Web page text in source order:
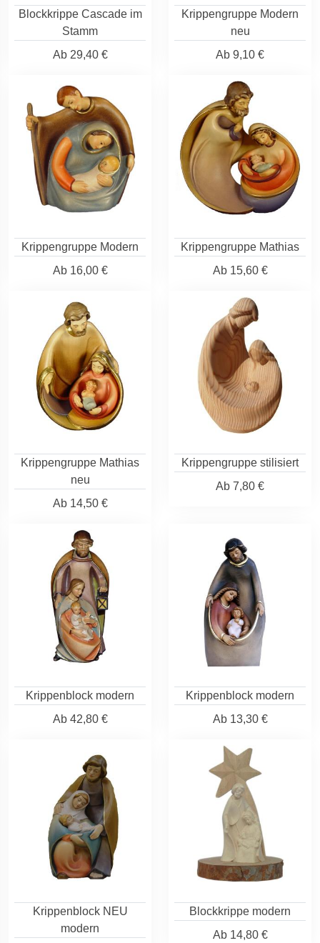
Blockkrippe Cascade im
Stamm
Ab29,40 €
Krippengruppe Modern
neu
Ab 9,10 €
Krippengruppe Modern
Ab16,00 €
Krippengruppe Mathias
Ab15,60 €
Krippengruppe Mathias
neu
Ab14,50 €
Krippengruppe stilisiert
Ab 7,80 €
Krippenblock modern
Ab42,80 €
Krippenblock modern
Ab13,30 €
Krippenblock NEU
modern
Blockkrippe modern
Ab14,80 €